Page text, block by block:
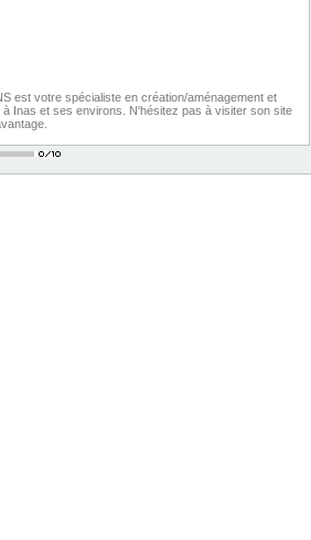
est votre spécialiste en création/aménagement et
Inas et ses environs. N'hésitez pas à visiter son site